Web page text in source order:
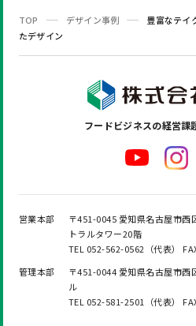
TOP デザイン事例
豊富なテイ
たデザイン
フードビジネスの経営課
営業本部
〒451-0045 愛知県名古屋市
トラルタワー20階
TEL 052-562-0562（代表）
管理本部
〒451-0044 愛知県名古屋市西
ル
TEL 052-581-2501（代表）